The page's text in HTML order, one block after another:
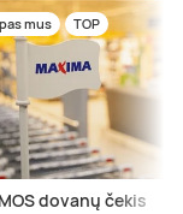
mus TOP
dovanų čekis